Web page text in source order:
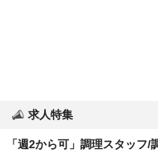
求人特集
「週2から可」調理スタッフ